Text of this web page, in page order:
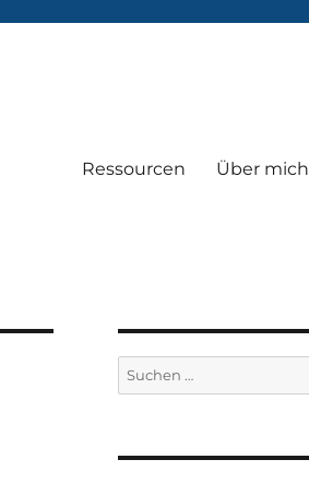
Ressourcen Über mich
Suchen
nach: